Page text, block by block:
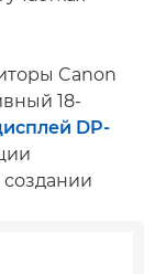
Canon
18-
DP-